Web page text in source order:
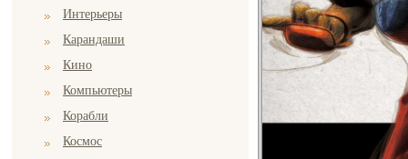
Интерьеры
Карандаши
Кино
Компьютеры
Корабли
Космос